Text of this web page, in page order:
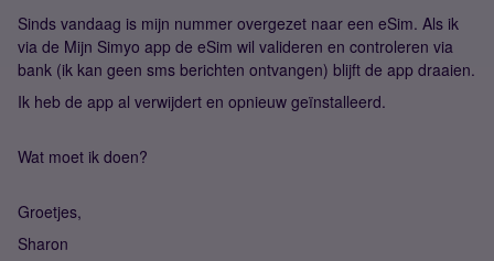
Sinds vandaag is mijn nummer overgezet naar een eSim. Als ik
via de Mijn Simyo app de eSim wil valideren en controleren via
bank (ik kan geen sms berichten ontvangen) blijft de app draaien.
Ik heb de app al verwijdert en opnieuw geïnstalleerd.
Wat moet ik doen?
Groetjes,
Sharon